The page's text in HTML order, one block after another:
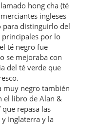
hong cha (té
ingleses
para distinguirlo del
principales por lo
té negro fue
se mejoraba con
del té verde que
muy negro también
el libro de Alan &
que repasa las
Inglaterra y la